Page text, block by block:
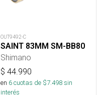
OUT9492-C
SAINT 83MM SM-BB80
Shimano
$ 44.990
en 6cuotas de $7.498sin
interés